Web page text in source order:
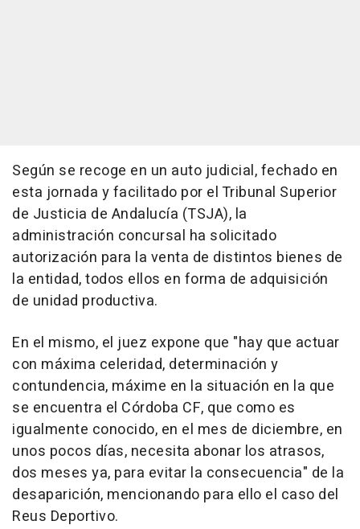
Según se recoge en un auto judicial, fechado en
esta jornada y facilitado por el Tribunal Superior
de Justicia de Andalucía (TSJA), la
administración concursal ha solicitado
autorización para la venta de distintos bienes de
la entidad, todos ellos en forma de adquisición
de unidad productiva.
En el mismo, el juez expone que "hay que actuar
con máxima celeridad, determinación y
contundencia, máxime en la situación en la que
se encuentra el Córdoba CF, que como es
igualmente conocido, en el mes de diciembre, en
unos pocos días, necesita abonar los atrasos,
dos meses ya, para evitar la consecuencia" de la
desaparición, mencionando para ello el caso del
Reus Deportivo.